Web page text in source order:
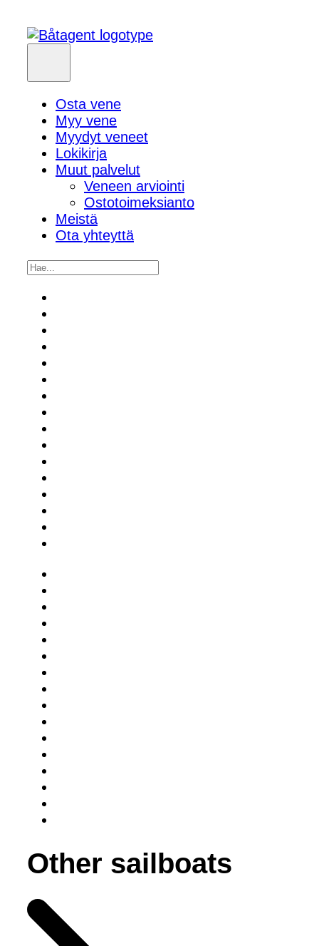
Osta vene
Myy vene
Myydyt veneet
Lokikirja
Muut palvelut
Veneen arviointi
Ostotoimeksianto
Meistä
Ota yhteyttä
Other sailboats